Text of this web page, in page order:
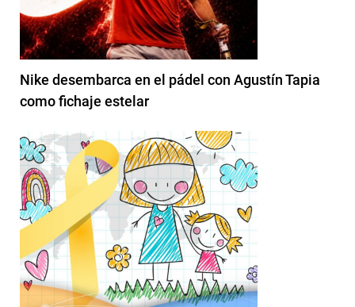
Nike desembarca en el pádel con Agustín Tapia
como fichaje estelar